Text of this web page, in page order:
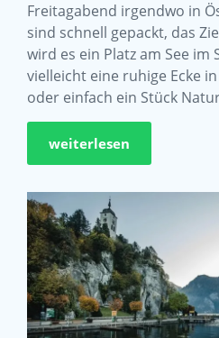
Freitagabend irgendwo in
sind schnell gepackt, das
wird es ein Platz am See im
vielleicht eine ruhige Ecke
oder einfach ein Stück
weiterlesen